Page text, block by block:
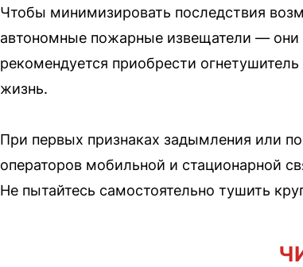
Чтобы минимизировать последствия
автономные пожарные извещатели —
рекомендуется приобрести
жизнь.
При первых признаках задымления или
операторов мобильной и стационарной
Не пытайтесь самостоятельно тушить